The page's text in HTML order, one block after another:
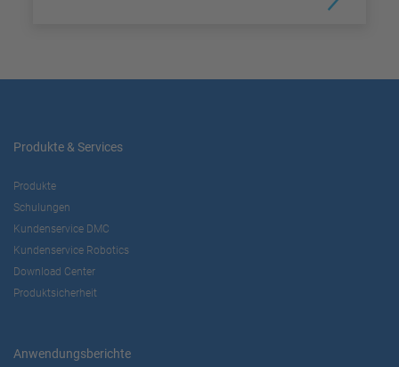
Produkte & Services
Produkte
Schulungen
Kundenservice DMC
Kundenservice Robotics
Download Center
Produktsicherheit
Anwendungsberichte